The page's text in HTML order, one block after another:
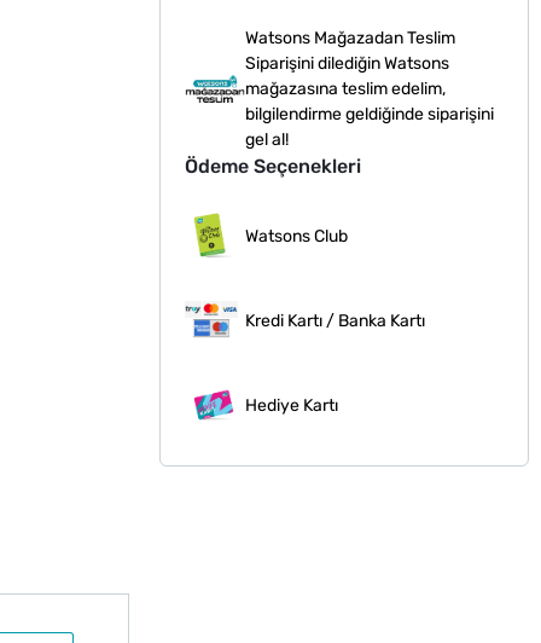
Watsons Mağazadan Teslim
Siparişini dilediğin Watsons
mağazasına teslim edelim,
bilgilendirme geldiğinde siparişini
gel al!
Ödeme Seçenekleri
Watsons Club
Kredi Kartı / Banka Kartı
Hediye Kartı